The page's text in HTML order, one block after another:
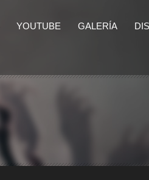
YOUTUBE GALERÍA